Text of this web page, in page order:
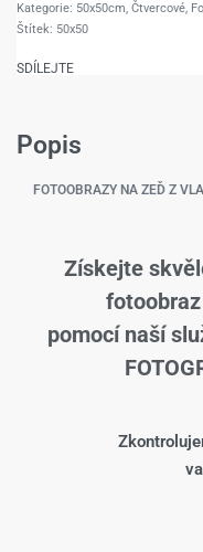
Kategorie: 50x50cm, Čtvercové,
Štítek: 50x50
SDÍLEJTE
Popis
FOTOOBRAZY NA ZEĎ Z
Získejte
pomocí naší